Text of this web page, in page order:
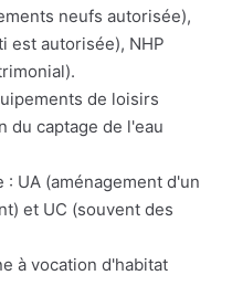
neufs autorisée),
est autorisée), NHP
de loisirs
du captage de l'eau
: UA (aménagement d'un
et UC (souvent des
à vocation d'habitat